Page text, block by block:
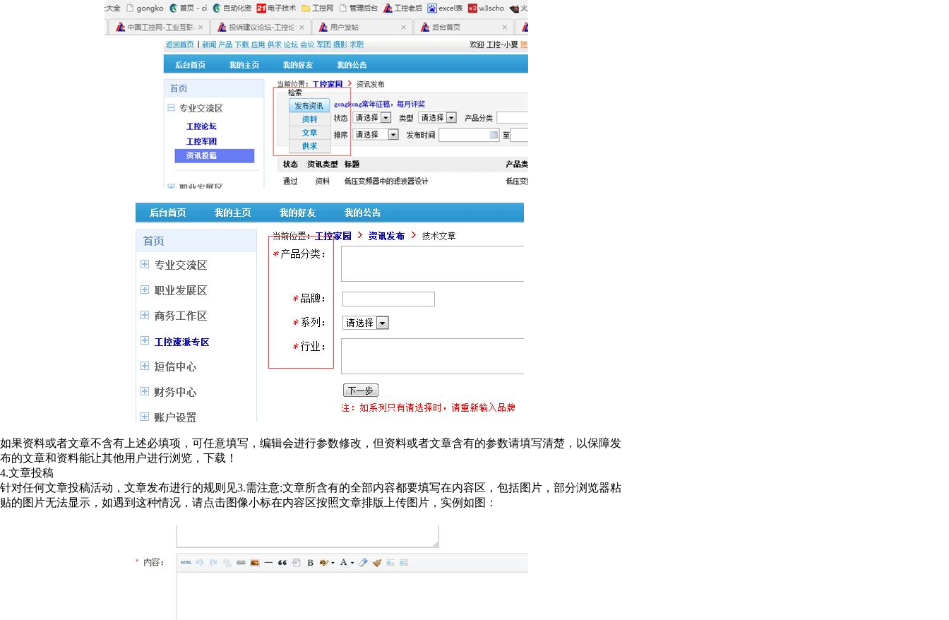
如果资料或者文章不含有上述必填项，可任意填写，编辑会进行参数修改，但资料或者文章含有的参数请填写清楚，以保障发
布的文章和资料能让其他用户进行浏览，下载！
4.文章投稿
针对任何文章投稿活动，文章发布进行的规则见3.需注意:文章所含有的全部内容都要填写在内容区，包括图片，部分浏览器粘
贴的图片无法显示，如遇到这种情况，请点击图像小标在内容区按照文章排版上传图片，实例如图：